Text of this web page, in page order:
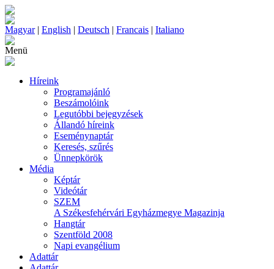
Magyar| English | Deutsch | Francais | Italiano
Menü
Híreink
Programajánló
Beszámolóink
Legutóbbi bejegyzések
Állandó híreink
Eseménynaptár
Keresés, szűrés
Ünnepkörök
Média
Képtár
Videótár
SZEM
A Székesfehérvári Egyházmegye Magazinja
Hangtár
Szentföld 2008
Napi evangélium
Adattár